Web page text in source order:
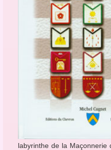
labyrinthe de la Maçonnerie